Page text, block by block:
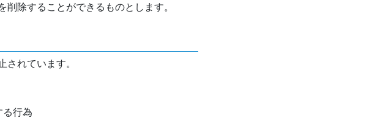
除することができるものとします。
れています。
る行為